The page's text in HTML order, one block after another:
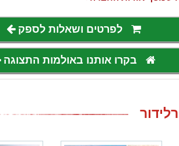
לפרטים ושאלות לספק
בקרו אותנו באולמות התצוגה